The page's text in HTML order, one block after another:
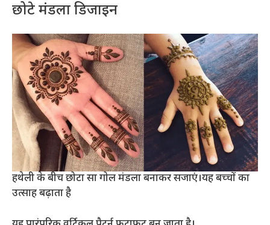
छोटे मंडला डिजाइन
हथेली के बीच छोटा सा गोल मंडला बनाकर सजाएं।यह बच्चों का
उत्साह बढ़ाता है